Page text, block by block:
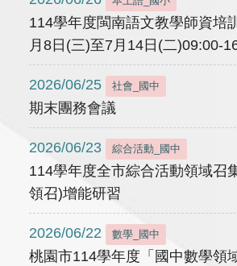
114學年度閩南語文教學師資培
月8日(三)至7月14日(二)09:00-
2026/06/25 社會_國中
期末團務會議
2026/06/23 綜合活動_國中
114學年度全市綜合活動領域召
領召)增能研習
2026/06/22 數學_國中
桃園市114學年度「國中數學領